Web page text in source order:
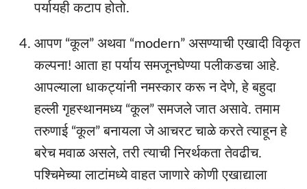
पर्यायही कटाप होतो.
आपण “कूल” अथवा “modern” असण्याची एखादी विकृत
कल्पना! आता हा पर्याय समजूनघेण्या पलीकडचा आहे.
आपल्याला धाकट्यांनी नमस्कार करू न देणे, हे बहुदा
हल्ली गृहस्थानमध्य “कूल” समजले जात असावे. तमाम
तरुणाई “कूल” बनायला जे आचरट चाळे करते त्याहून हे
बरेच मवाळ असले, तरी त्याची निरर्थकता तेवढीच.
पश्चिमेच्या लाटांमध्ये वाहत जाणारे कोणी एखाद्याला